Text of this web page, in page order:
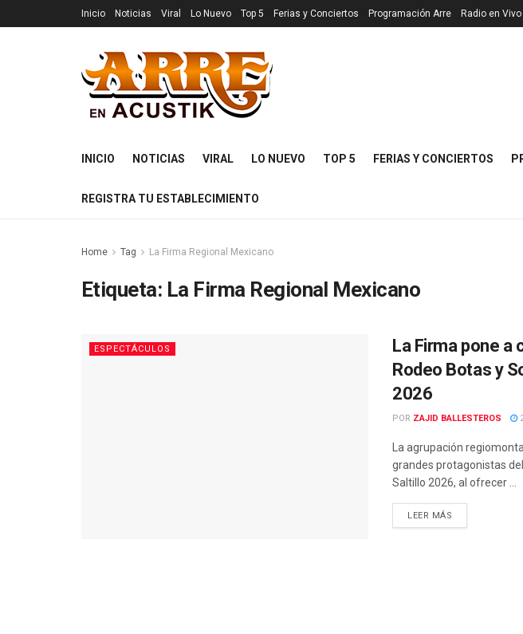
Inicio Noticias Viral Lo Nuevo Top 5 Ferias y Conciertos Programación Arre Radio en Vivo
INICIO NOTICIAS VIRAL LO NUEVO TOP 5 FERIAS Y CONCIERTOS
REGISTRA TU ESTABLECIMIENTO
Home Tag La Firma Regional Mexicano
Etiqueta: La Firma Regional Mexicano
ESPECTÁCULOS
La Firma pone a
Rodeo Botas y
2026
POR ZAJID BALLESTEROS
La agrupación
grandes protagonistas
Saltillo 2026, al ofrecer ...
LEER MÁS